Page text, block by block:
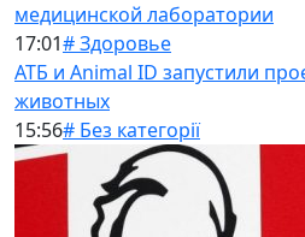
медицинской лаборатории
17:01# Здоровье
АТБ и Animal ID запустили
животных
15:56# Без категорії